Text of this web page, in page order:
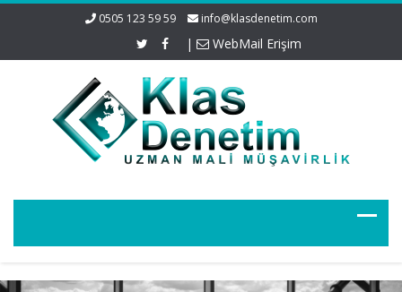
0505 123 59 59 info@klasdenetim.com
| WebMail Erişim